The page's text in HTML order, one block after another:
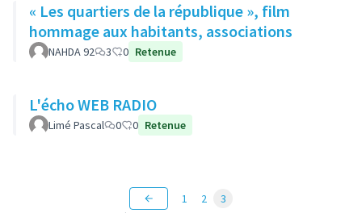
« Les quartiers de la république », film
hommage aux habitants, associations
NAHDA 92 3 0 Retenue
L'écho WEB RADIO
Limé Pascal 0 0 Retenue
1 2 3